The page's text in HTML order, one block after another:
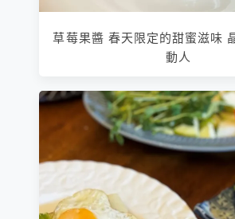
草莓果醬 春天限定的甜蜜滋味
動人